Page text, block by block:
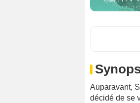
Auparavant,
décidé de se